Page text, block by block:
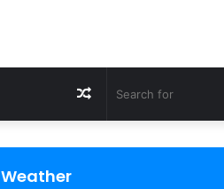
Random
Article
Weather